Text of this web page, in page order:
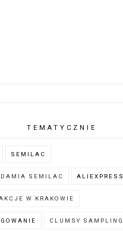
TEMATYCZNIE
SEMILAC
SEMILAC ALIEXPRESS
W KRAKOWIE
CLUMSY SAMPLING